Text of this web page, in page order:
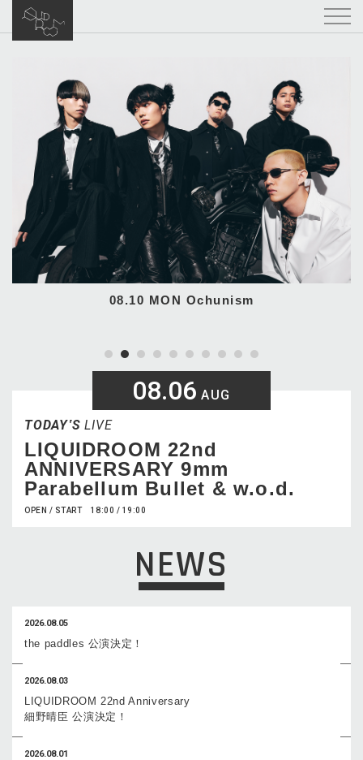
08.06 AUG
TODAY‛S LIVE
LIQUIDROOM 22nd
ANNIVERSARY 9mm
Parabellum Bullet & w.o.d.
OPEN / START 18:00 / 19:00
NEWS
2026.08.05
the paddles 公演決定！
2026.08.03
LIQUIDROOM 22nd Anniversary
細野晴臣 公演決定！
2026.08.01